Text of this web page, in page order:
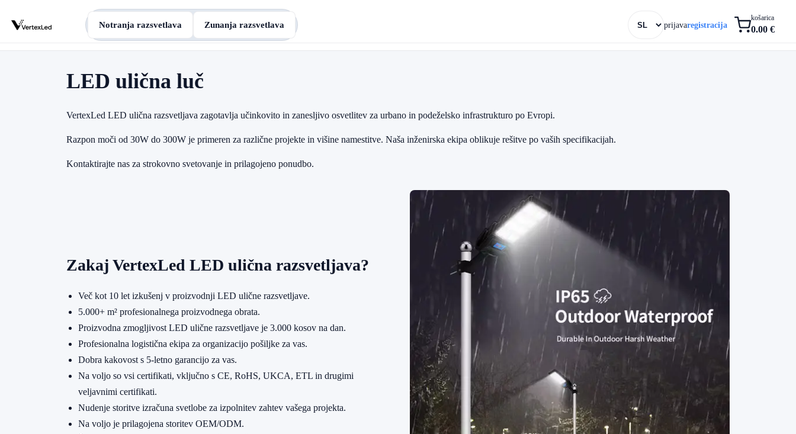
Notranja razsvetlava Zunanja razsvetlava prijavaregistracija
košarica
0.00 €
LED ulična luč
VertexLed LED ulična razsvetljava zagotavlja učinkovito in zanesljivo osvetlitev za urbano in podeželsko infrastrukturo po Evropi.
Razpon moči od 30W do 300W je primeren za različne projekte in višine namestitve. Naša inženirska ekipa oblikuje rešitve po vaših specifikacijah.
Kontaktirajte nas za strokovno svetovanje in prilagojeno ponudbo.
Zakaj VertexLed LED ulična razsvetljava?
Več kot 10 let izkušenj v proizvodnji LED ulične razsvetljave.
5.000+ m² profesionalnega proizvodnega obrata.
Proizvodna zmogljivost LED ulične razsvetljave je 3.000 kosov na dan.
Profesionalna logistična ekipa za organizacijo pošiljke za vas.
Dobra kakovost s 5-letno garancijo za vas.
Na voljo so vsi certifikati, vključno s CE, RoHS, UKCA, ETL in drugimi
veljavnimi certifikati.
Nudenje storitve izračuna svetlobe za izpolnitev zahtev vašega projekta.
Na voljo je prilagojena storitev OEM/ODM.